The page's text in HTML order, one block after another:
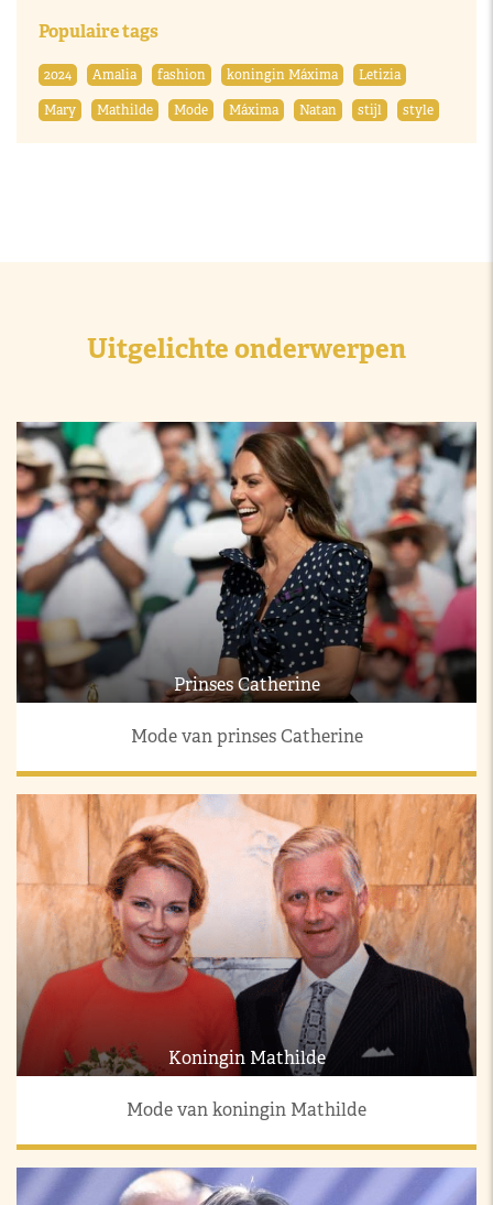
Populaire tags
2024 Amalia fashion koningin Máxima
Letizia
Mary
Mathilde Mode Máxima Natan stijl style
Uitgelichte onderwerpen
Prinses Catherine
Mode van prinses Catherine
Koningin Mathilde
Mode van koningin Mathilde